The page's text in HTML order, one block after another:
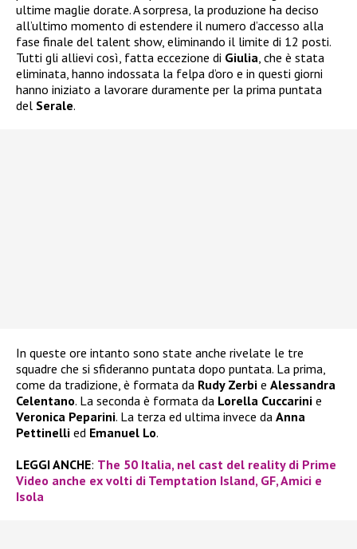
ultime maglie dorate. A sorpresa, la produzione ha deciso
all’ultimo momento di estendere il numero d’accesso alla
fase finale del talent show, eliminando il limite di 12 posti.
Tutti gli allievi così, fatta eccezione di Giulia , che è stata
eliminata, hanno indossata la felpa d’oro e in questi giorni
hanno iniziato a lavorare duramente per la prima puntata
del Serale.
In queste ore intanto sono state anche rivelate le tre
squadre che si sfideranno puntata dopo puntata. La prima,
come da tradizione, è formata da Rudy Zerbi e Alessandra
Celentano. La seconda è formata da Lorella Cuccarini e
Veronica Peparini. La terza ed ultima invece da Anna
Pettinelli ed Emanuel Lo.
LEGGI ANCHE: The 50 Italia, nel cast del reality di Prime
Video anche ex volti di Temptation Island, GF, Amici e
Isola